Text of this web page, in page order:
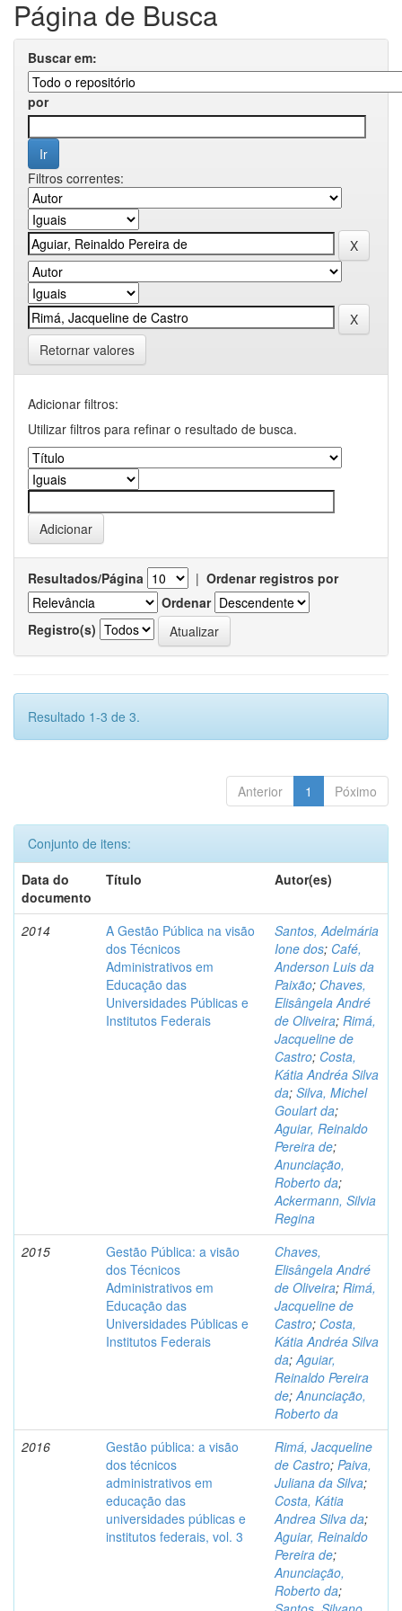
Página de Busca
Buscar em:
por
Filtros correntes:
Retornar valores
Adicionar filtros:
Utilizar filtros para refinar o resultado de busca.
Resultados/Página | Ordenar registros por
Ordenar
Registro(s)
Resultado 1-3 de 3.
Anterior 1 Póximo
Conjunto de itens:
Data do
documento
Título Autor(es)
2014
A Gestão Pública na visão
dos Técnicos
Administrativos em
Educação das
Universidades Públicas e
Institutos Federais
Santos, Adelmária
Ione dos; Café,
Anderson Luis da
Paixão; Chaves,
Elisângela André
de Oliveira; Rimá,
Jacqueline de
Castro; Costa,
Kátia Andréa Silva
da; Silva, Michel
Goulart da;
Aguiar, Reinaldo
Pereira de;
Anunciação,
Roberto da;
Ackermann, Silvia
Regina
2015
Gestão Pública: a visão
dos Técnicos
Administrativos em
Educação das
Universidades Públicas e
Institutos Federais
Chaves,
Elisângela André
de Oliveira; Rimá,
Jacqueline de
Castro; Costa,
Kátia Andréa Silva
da;Aguiar,
Reinaldo Pereira
de;Anunciação,
Roberto da
2016
Gestão pública: a visão
dos técnicos
administrativos em
educação das
universidades públicas e
institutos federais, vol. 3
Rimá, Jacqueline
de Castro; Paiva,
Juliana da Silva;
Costa, Kátia
Andrea Silva da;
Aguiar, Reinaldo
Pereira de;
Anunciação,
Roberto da;